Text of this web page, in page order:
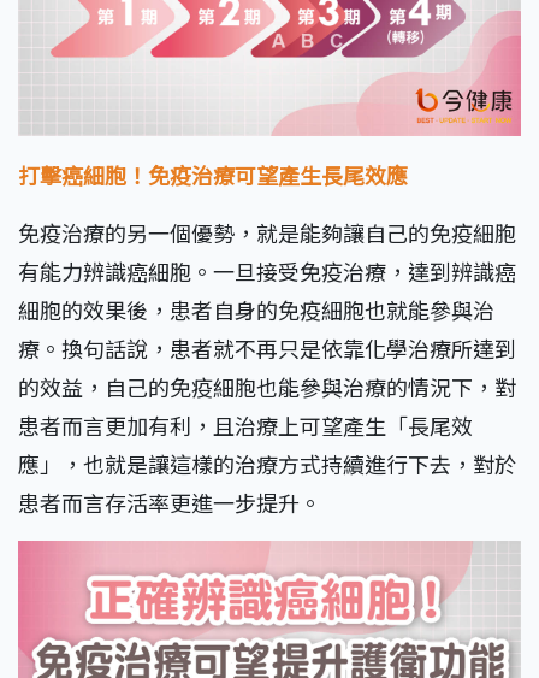
打擊癌細胞！免疫治療可望產生長尾效應
免疫治療的另一個優勢，就是能夠讓自己的免疫細胞
有能力辨識癌細胞。一旦接受免疫治療，達到辨識癌
細胞的效果後，患者自身的免疫細胞也就能參與治
療。換句話說，患者就不再只是依靠化學治療所達到
的效益，自己的免疫細胞也能參與治療的情況下，對
患者而言更加有利，且治療上可望產生「長尾效
應」，也就是讓這樣的治療方式持續進行下去，對於
患者而言存活率更進一步提升。